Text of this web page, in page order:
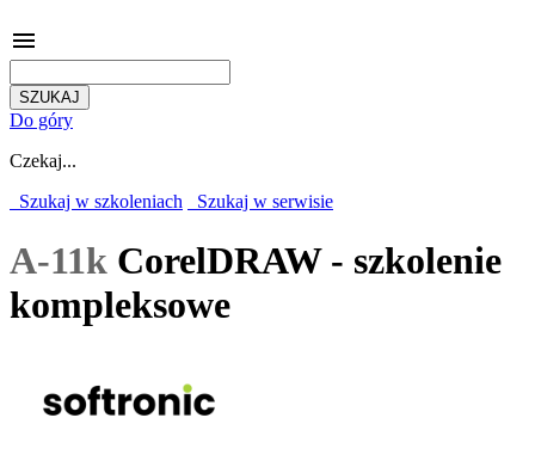
menu
Do góry
Czekaj...
Szukaj w szkoleniach
Szukaj w serwisie
A-11k CorelDRAW - szkolenie
kompleksowe